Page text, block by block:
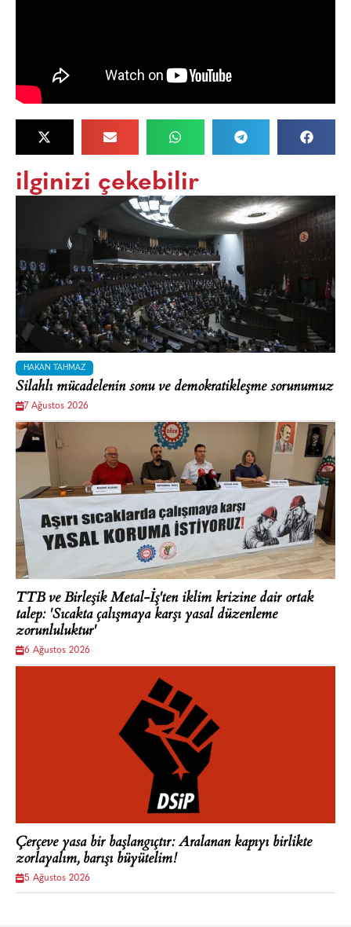
ilginizi çekebilir
HAKAN TAHMAZ
Silahlı mücadelenin sonu ve demokratikleşme sorunumuz
7 Ağustos 2026
TTB ve Birleşik Metal-İş'ten iklim krizine dair ortak
talep: 'Sıcakta çalışmaya karşı yasal düzenleme
zorunluluktur'
6 Ağustos 2026
Çerçeve yasa bir başlangıçtır: Aralanan kapıyı birlikte
zorlayalım, barışı büyütelim!
5 Ağustos 2026